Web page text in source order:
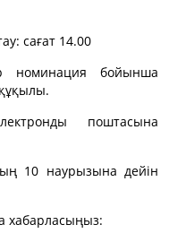
сағат 14.00
номинация бойынша
поштасына
10 наурызына дейін
хабарласыңыз: